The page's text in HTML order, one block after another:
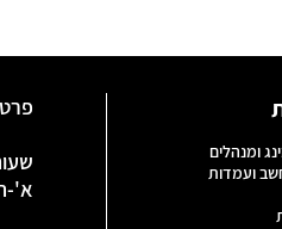
ומנהלים
ועמדות
א'-ה'